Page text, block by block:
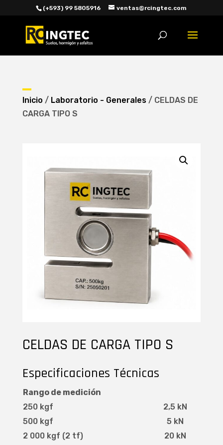
(+593) 99 5805916 ventas@rcingtec.com
Inicio / Laboratorio - Generales/ CELDAS DE
CARGA TIPO S
CELDAS DE CARGA TIPO S
Especificaciones Técnicas
Rango de medición
250 kgf
2,5 kN
500 kgf
5 kN
2 000 kgf (2 tf)
20 kN